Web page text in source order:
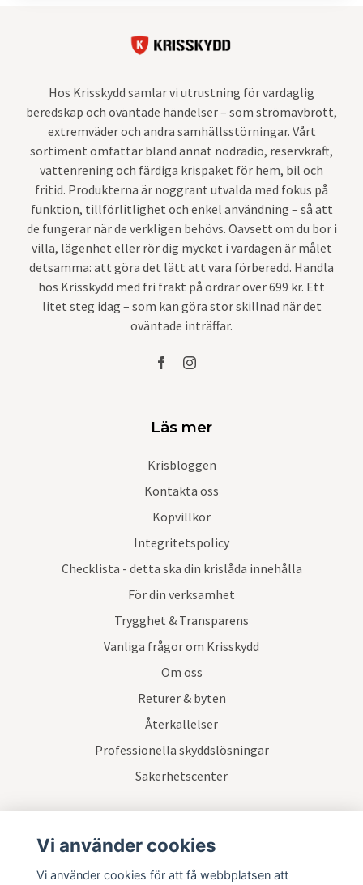
Hos Krisskydd samlar vi utrustning för vardaglig
beredskap och oväntade händelser – som strömavbrott,
extremväder och andra samhällsstörningar. Vårt
sortiment omfattar bland annat nödradio, reservkraft,
vattenrening och färdiga krispaket för hem, bil och
fritid. Produkterna är noggrant utvalda med fokus på
funktion, tillförlitlighet och enkel användning – så att
de fungerar när de verkligen behövs. Oavsett om du bor i
villa, lägenhet eller rör dig mycket i vardagen är målet
detsamma: att göra det lätt att vara förberedd. Handla
hos Krisskydd med fri frakt på ordrar över 699 kr. Ett
litet steg idag – som kan göra stor skillnad när det
oväntade inträffar.
Läs mer
Krisbloggen
Kontakta oss
Köpvillkor
Integritetspolicy
Checklista - detta ska din krislåda innehålla
För din verksamhet
Trygghet & Transparens
Vanliga frågor om Krisskydd
Om oss
Returer & byten
Återkallelser
Professionella skyddslösningar
Säkerhetscenter
Prenumerera på vårt nyhetsbrev
Vi använder cookies
Vi använder cookies för att få webbplatsen att